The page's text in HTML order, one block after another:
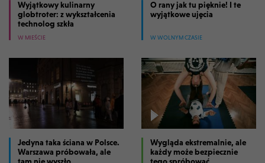
Wyjątkowy kulinarny
globtroter: z wykształcenia
technolog szkła
W MIEŚCIE
O rany jak tu pięknie! I te
wyjątkowe ujęcia
W WOLNYM CZASIE
Jedyna taka ściana w Polsce.
Warszawa próbowała, ale
Wygląda ekstremalnie, ale
każdy może bezpiecznie